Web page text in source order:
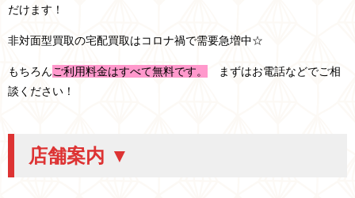
だけます！
非対面型買取の宅配買取はコロナ禍で需要急増中☆
もちろんご利用料金はすべて無料です。
まずはお電話などでご相
談ください！
店舗案内 ▼